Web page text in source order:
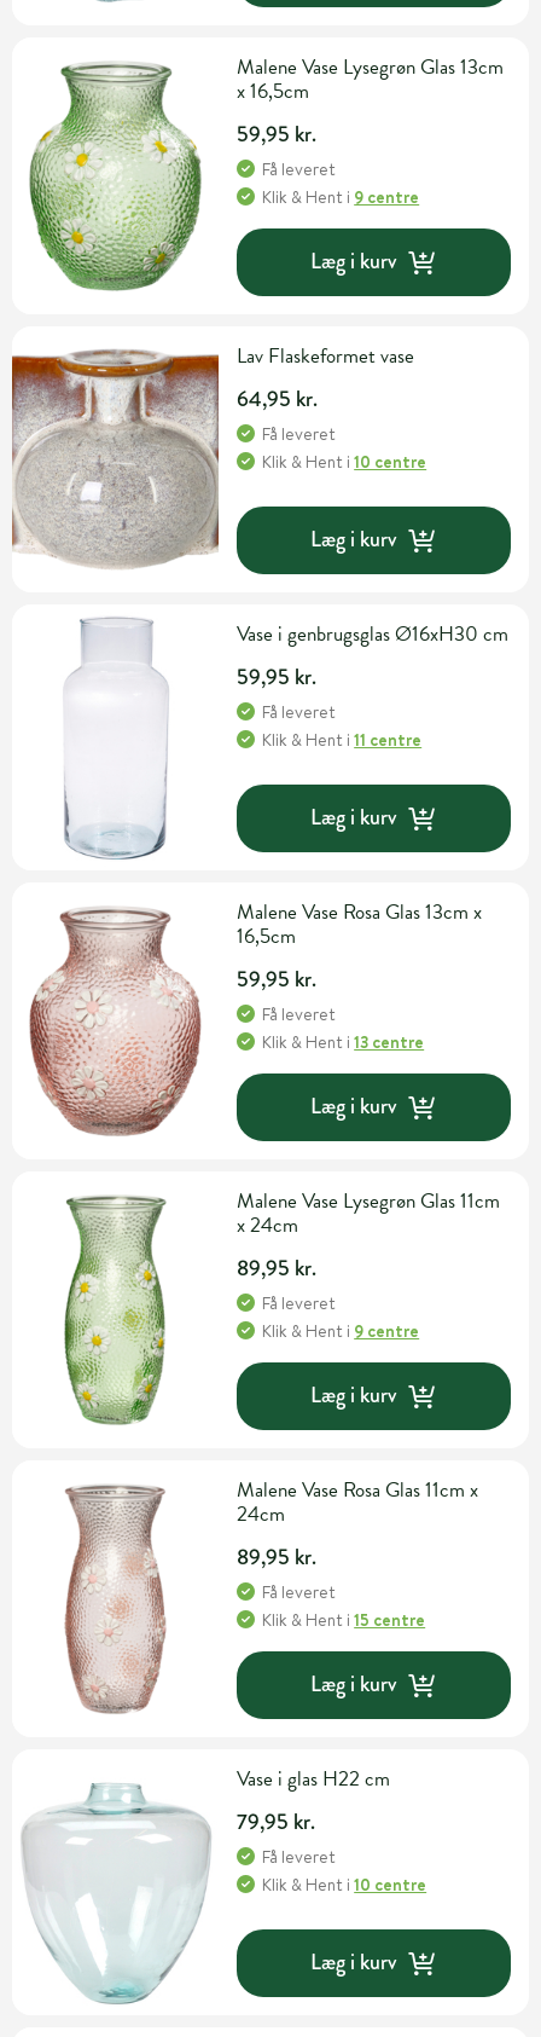
Malene Vase Lysegrøn Glas 13cm
x 16,5cm
59,95 kr.
Få leveret
Klik & Hent i 9 centre
Læg i kurv
Lav Flaskeformet vase
64,95 kr.
Få leveret
Klik & Hent i10 centre
Læg i kurv
Vase i genbrugsglas Ø16xH30 cm
59,95 kr.
Få leveret
Klik & Hent i11 centre
Læg i kurv
Malene Vase Rosa Glas 13cm x
16,5cm
59,95 kr.
Få leveret
Klik & Hent i13 centre
Læg i kurv
Malene Vase Lysegrøn Glas 11cm
x 24cm
89,95 kr.
Få leveret
Klik & Hent i 9 centre
Læg i kurv
Malene Vase Rosa Glas 11cm x
24cm
89,95 kr.
Få leveret
Klik & Hent i15 centre
Læg i kurv
Vase i glas H22 cm
79,95 kr.
Få leveret
Klik & Hent i10 centre
Læg i kurv